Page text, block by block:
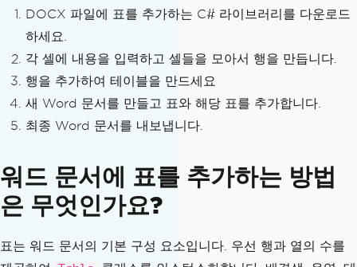
DOCX 파일에 표를 추가하는 C# 라이브러리를 다운로드
하세요.
각 셀에 내용을 입력하고 셀들을 모아서 행을 만듭니다.
행을 추가하여 테이블을 만드세요
새 Word 문서를 만들고 표와 해당 표를 추가합니다.
최종 Word 문서를 내보냅니다.
워드 문서에 표를 추가하는 방법
은 무엇인가요?
표는 워드 문서의 기본 구성 요소입니다. 우선 행과 열의 수를